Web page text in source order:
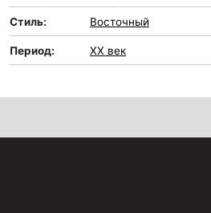
Стиль: Восточный
Период: XX век